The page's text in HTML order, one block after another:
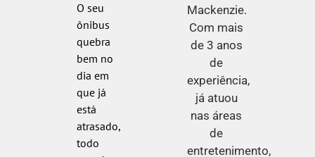
O seu
ônibus
quebra
bem no
dia em
que já
está
atrasado,
todo
Mackenzie.
Com mais
de 3 anos
de
experiência,
já atuou
nas áreas
de
entretenimento,